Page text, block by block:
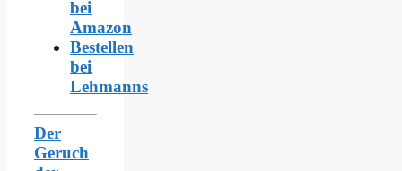
bei
Amazon
Bestellen
bei
Lehmanns
Der
Geruch